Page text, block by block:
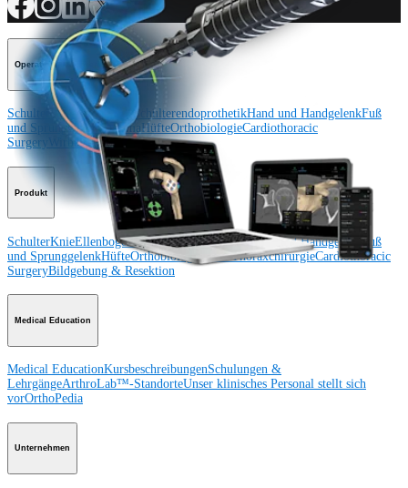
Operationsverfahren
Schulter KnieEllenbogenSchulterendoprothetikHand und HandgelenkFuß
und SprunggelenkTrauma HüfteOrthobiologieCardiothoracic
Surgery
Wirbelsäule
Produkt
SchulterKnieEllenbogenSchulterendoprothetikHand und Handgelenk Fuß
und SprunggelenkHüfteOrthobiologie Herz-ThoraxchirurgieCardiothoracic
SurgeryBildgebung & Resektion
Medical Education
Medical EducationKursbeschreibungenSchulungen &
LehrgängeArthroLab™-StandorteUnser klinisches Personal stellt sich
vorOrthoPedia
Unternehmen